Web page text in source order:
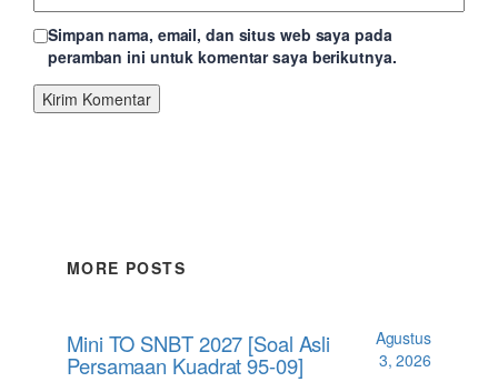
Simpan nama, email, dan situs web saya pada
peramban ini untuk komentar saya berikutnya.
MORE POSTS
Mini TO SNBT 2027 [Soal Asli
Persamaan Kuadrat 95-09]
Agustus
3, 2026